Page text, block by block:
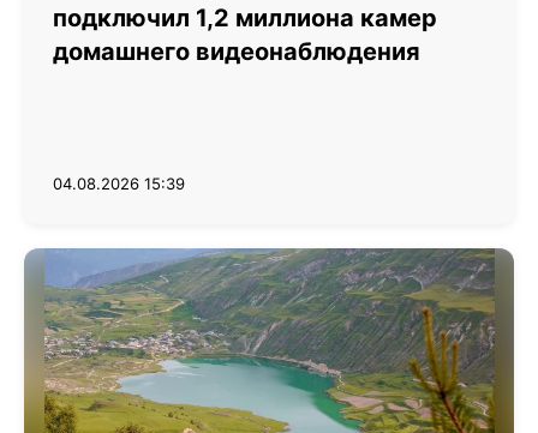
подключил 1,2 миллиона камер
домашнего видеонаблюдения
04.08.2026 15:39